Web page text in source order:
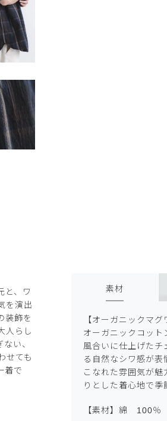
と、ワ
を演出
装飾を
人らし
い、
せても
着で
素材
【オーガニックマグ
オーガニックコット
風合いに仕上げたチ
る自然なシワ感が
こなれた雰囲気が魅
りとした着心地で季
【素材】綿 100％